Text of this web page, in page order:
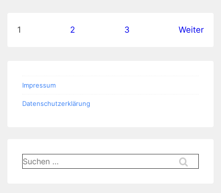
Seitennummerierung
1 2 3 Weiter
Impressum
Datenschutzerklärung
Suchen
nach: